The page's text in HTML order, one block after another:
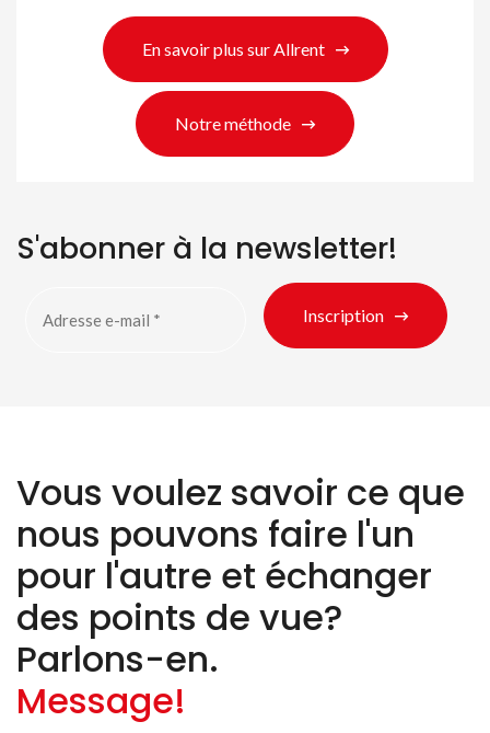
En savoir plus sur Allrent
Notre méthode
S'abonner à la newsletter!
Inscription
Vous voulez savoir ce que
nous pouvons faire l'un
pour l'autre et échanger
des points de vue?
Parlons-en.
Message!